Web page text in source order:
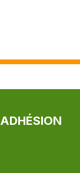
ADHÉSION